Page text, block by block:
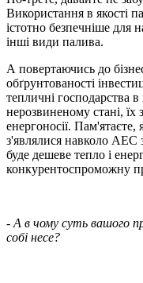
Використання в якості
істотно безпечніше для
інші види палива.
А повертаючись до
обґрунтованості
тепличні господарства
нерозвиненому стані, їх
енергоносії. Пам'ятаєте,
з'являлися навколо АЕС
буде дешеве тепло і
конкурентоспроможну
- А в чому суть вашого
собі несе?